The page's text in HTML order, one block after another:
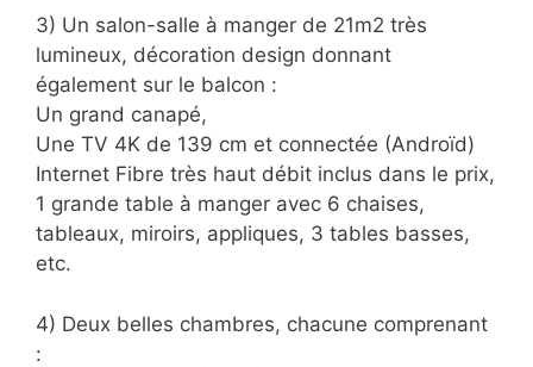
3) Un salon-salle à manger de 21m2 très
lumineux, décoration design donnant
également sur le balcon :
Un grand canapé,
Une TV 4K de 139 cm et connectée (Androïd)
Internet Fibre très haut débit inclus dans le prix,
1 grande table à manger avec 6 chaises,
tableaux, miroirs, appliques, 3 tables basses,
etc.
4) Deux belles chambres, chacune comprenant
: